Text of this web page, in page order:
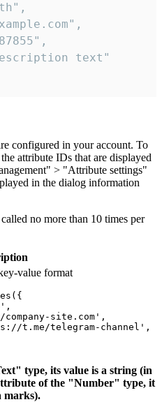
text"
configured in your account. To
attribute IDs that are displayed
> "Attribute settings"
in the dialog information
no more than 10 times per
value format
company-site.com',
t.me/telegram-channel',
type, its value is a string (in
of the "Number" type, it
marks).